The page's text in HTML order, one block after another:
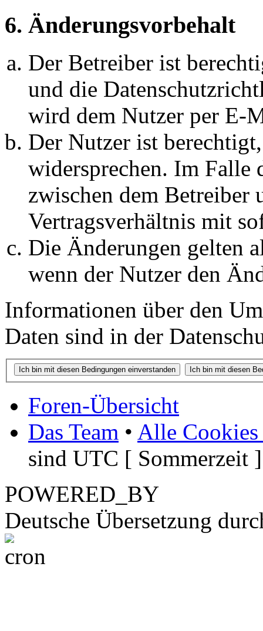
6. Änderungsvorbehalt
Der Betreiber ist
und die
wird dem Nutzer per E-
Der Nutzer ist
widersprechen. Im Falle
zwischen dem Betreiber
Vertragsverhältnis mit
Die Änderungen gelten
wenn der Nutzer den
Informationen über den
Daten sind in der
Foren-Übersicht
Das Team • Alle Cookies
sind UTC [ Sommerzeit ]
POWERED_BY
Deutsche Übersetzung